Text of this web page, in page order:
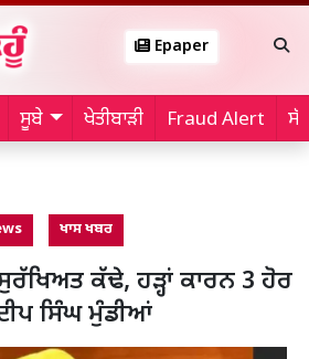
Epaper
ਸੂਬੇ ਖੇਤੀਬਾੜੀ Fraud Alert
ਖਾਸ ਖਬਰ
ਕੱਢੇ, ਹੜ੍ਹਾਂ ਕਾਰਨ 3 ਹੋਰ
ਸਿੰਘ ਮੁੰਡੀਆਂ